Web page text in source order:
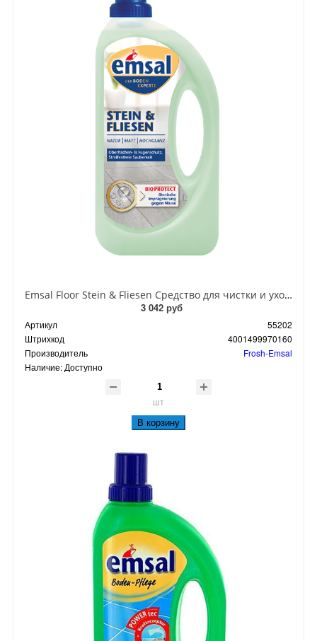
Emsal Floor Stein & Fliesen Средство для чистки и ухода за Плиткой и Камнем с защитой поверхностей, швов и стыков 1 л
3 042 руб
Артикул
55202
Штрихкод
4001499970160
Производитель
Frosh-Emsal
Наличие: Доступно
шт
В корзину